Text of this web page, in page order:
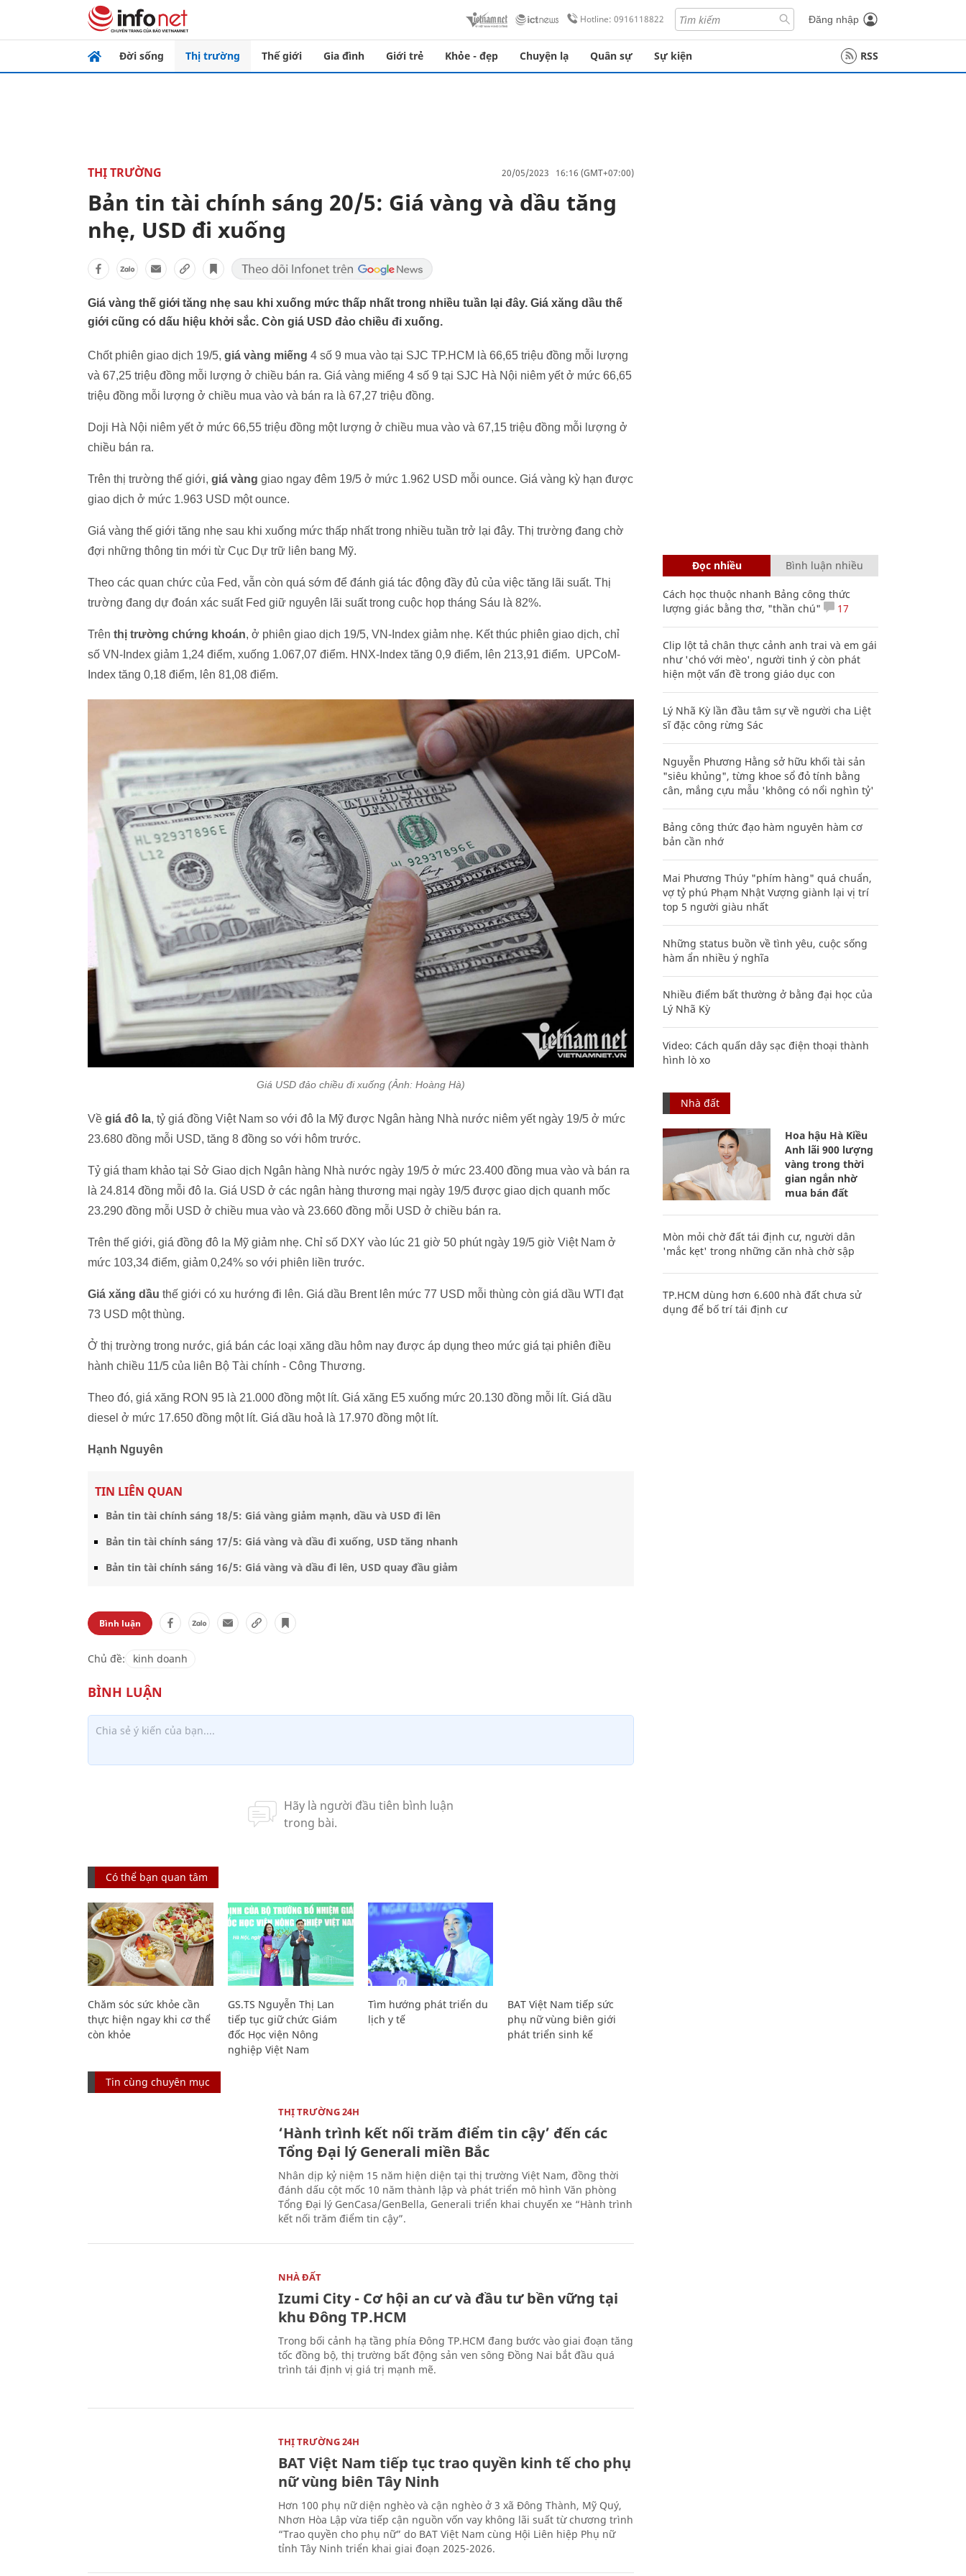
Hotline: 0916118822 Đăng nhập
Đời sống Thị trường Thế giới Gia đình Giới trẻ Khỏe - đẹp Chuyện lạ Quân sự Sự kiện RSS
THỊ TRƯỜNG 20/05/2023 16:16 (GMT+07:00)
Bản tin tài chính sáng 20/5: Giá vàng và dầu tăng
nhẹ, USD đi xuống
Giá vàng thế giới tăng nhẹ sau khi xuống mức thấp nhất trong nhiều tuần lại đây. Giá xăng dầu thế
giới cũng có dấu hiệu khởi sắc. Còn giá USD đảo chiều đi xuống.
Chốt phiên giao dịch 19/5, giá vàng miếng 4 số 9 mua vào tại SJC TP.HCM là 66,65 triệu đồng mỗi lượng
và 67,25 triệu đồng mỗi lượng ở chiều bán ra. Giá vàng miếng 4 số 9 tại SJC Hà Nội niêm yết ở mức 66,65
triệu đồng mỗi lượng ở chiều mua vào và bán ra là 67,27 triệu đồng.
Doji Hà Nội niêm yết ở mức 66,55 triệu đồng một lượng ở chiều mua vào và 67,15 triệu đồng mỗi lượng ở
chiều bán ra.
Trên thị trường thế giới, giá vàng giao ngay đêm 19/5 ở mức 1.962 USD mỗi ounce. Giá vàng kỳ hạn được
giao dịch ở mức 1.963 USD một ounce.
Giá vàng thế giới tăng nhẹ sau khi xuống mức thấp nhất trong nhiều tuần trở lại đây. Thị trường đang chờ
đợi những thông tin mới từ Cục Dự trữ liên bang Mỹ.
Theo các quan chức của Fed, vẫn còn quá sớm để đánh giá tác động đầy đủ của việc tăng lãi suất. Thị
trường đang dự đoán xác suất Fed giữ nguyên lãi suất trong cuộc họp tháng Sáu là 82%.
Trên thị trường chứng khoán, ở phiên giao dịch 19/5, VN-Index giảm nhẹ. Kết thúc phiên giao dịch, chỉ
số VN-Index giảm 1,24 điểm, xuống 1.067,07 điểm. HNX-Index tăng 0,9 điểm, lên 213,91 điểm. UPCoM-
Index tăng 0,18 điểm, lên 81,08 điểm.
Giá USD đảo chiều đi xuống (Ảnh: Hoàng Hà)
Về giá đô la, tỷ giá đồng Việt Nam so với đô la Mỹ được Ngân hàng Nhà nước niêm yết ngày 19/5 ở mức
23.680 đồng mỗi USD, tăng 8 đồng so với hôm trước.
Tỷ giá tham khảo tại Sở Giao dịch Ngân hàng Nhà nước ngày 19/5 ở mức 23.400 đồng mua vào và bán ra
là 24.814 đồng mỗi đô la. Giá USD ở các ngân hàng thương mại ngày 19/5 được giao dịch quanh mốc
23.290 đồng mỗi USD ở chiều mua vào và 23.660 đồng mỗi USD ở chiều bán ra.
Trên thế giới, giá đồng đô la Mỹ giảm nhẹ. Chỉ số DXY vào lúc 21 giờ 50 phút ngày 19/5 giờ Việt Nam ở
mức 103,34 điểm, giảm 0,24% so với phiên liền trước.
Giá xăng dầu thế giới có xu hướng đi lên. Giá dầu Brent lên mức 77 USD mỗi thùng còn giá dầu WTI đạt
73 USD một thùng.
Ở thị trường trong nước, giá bán các loại xăng dầu hôm nay được áp dụng theo mức giá tại phiên điều
hành chiều 11/5 của liên Bộ Tài chính - Công Thương.
Theo đó, giá xăng RON 95 là 21.000 đồng một lít. Giá xăng E5 xuống mức 20.130 đồng mỗi lít. Giá dầu
diesel ở mức 17.650 đồng một lít. Giá dầu hoả là 17.970 đồng một lít.
Hạnh Nguyên
TIN LIÊN QUAN
Bản tin tài chính sáng 18/5: Giá vàng giảm mạnh, dầu và USD đi lên
Bản tin tài chính sáng 17/5: Giá vàng và dầu đi xuống, USD tăng nhanh
Bản tin tài chính sáng 16/5: Giá vàng và dầu đi lên, USD quay đầu giảm
Bình luận
Chủ đề: kinh doanh
Có thể bạn quan tâm
Chăm sóc sức khỏe cần
thực hiện ngay khi cơ thể
còn khỏe
GS.TS Nguyễn Thị Lan
tiếp tục giữ chức Giám
đốc Học viện Nông
nghiệp Việt Nam
Tìm hướng phát triển du
lịch y tế
BAT Việt Nam tiếp sức
phụ nữ vùng biên giới
phát triển sinh kế
Tin cùng chuyên mục
THỊ TRƯỜNG 24H
‘Hành trình kết nối trăm điểm tin cậy’ đến các
Tổng Đại lý Generali miền Bắc
Nhân dịp kỷ niệm 15 năm hiện diện tại thị trường Việt Nam, đồng thời
đánh dấu cột mốc 10 năm thành lập và phát triển mô hình Văn phòng
Tổng Đại lý GenCasa/GenBella, Generali triển khai chuyến xe “Hành trình
kết nối trăm điểm tin cậy”.
NHÀ ĐẤT
Izumi City - Cơ hội an cư và đầu tư bền vững tại
khu Đông TP.HCM
Trong bối cảnh hạ tầng phía Đông TP.HCM đang bước vào giai đoạn tăng
tốc đồng bộ, thị trường bất động sản ven sông Đồng Nai bắt đầu quá
trình tái định vị giá trị mạnh mẽ.
THỊ TRƯỜNG 24H
BAT Việt Nam tiếp tục trao quyền kinh tế cho phụ
nữ vùng biên Tây Ninh
Hơn 100 phụ nữ diện nghèo và cận nghèo ở 3 xã Đông Thành, Mỹ Quý,
Nhơn Hòa Lập vừa tiếp cận nguồn vốn vay không lãi suất từ chương trình
“Trao quyền cho phụ nữ” do BAT Việt Nam cùng Hội Liên hiệp Phụ nữ
tỉnh Tây Ninh triển khai giai đoạn 2025-2026.
Đọc nhiều Bình luận nhiều
Cách học thuộc nhanh Bảng công thức
lượng giác bằng thơ, "thần chú"
17
Clip lột tả chân thực cảnh anh trai và em gái
như 'chó với mèo', người tinh ý còn phát
hiện một vấn đề trong giáo dục con
Lý Nhã Kỳ lần đầu tâm sự về người cha Liệt
sĩ đặc công rừng Sác
Nguyễn Phương Hằng sở hữu khối tài sản
"siêu khủng", từng khoe sổ đỏ tính bằng
cân, mắng cựu mẫu 'không có nổi nghìn tỷ'
Bảng công thức đạo hàm nguyên hàm cơ
bản cần nhớ
Mai Phương Thúy "phím hàng" quá chuẩn,
vợ tỷ phú Phạm Nhật Vượng giành lại vị trí
top 5 người giàu nhất
Những status buồn về tình yêu, cuộc sống
hàm ẩn nhiều ý nghĩa
Nhiều điểm bất thường ở bằng đại học của
Lý Nhã Kỳ
Video: Cách quấn dây sạc điện thoại thành
hình lò xo
Nhà đất
Hoa hậu Hà Kiều
Anh lãi 900 lượng
vàng trong thời
gian ngắn nhờ
mua bán đất
Mòn mỏi chờ đất tái định cư, người dân
'mắc kẹt' trong những căn nhà chờ sập
TP.HCM dùng hơn 6.600 nhà đất chưa sử
dụng để bố trí tái định cư